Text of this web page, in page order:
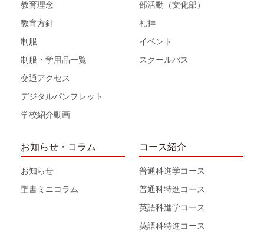
教育理念
教育方針
制服
制服・学用品一覧
交通アクセス
デジタルパンフレット
学校紹介動画
部活動（文化部）
礼拝
イベント
スクールバス
お知らせ・コラム
お知らせ
聖書ミニコラム
コース紹介
普通科進学コース
普通科特進コース
英語科進学コース
英語科特進コース